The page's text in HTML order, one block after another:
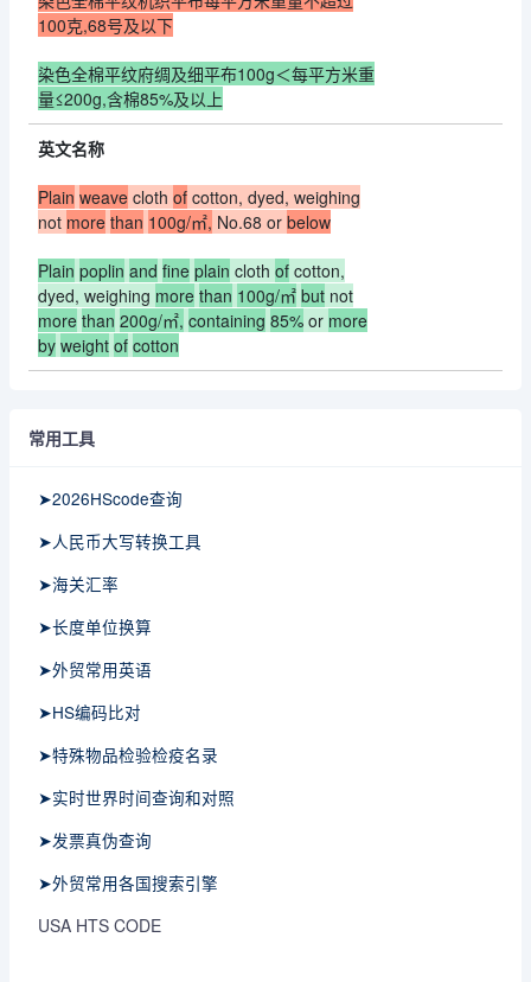
100克,68号及以下
染色全棉平纹府绸及细平布100g＜每平方米重
量≤200g,含棉85%及以上
英文名称
Plain weave cloth of cotton, dyed, weighing
not more than 100g/㎡, No.68 or below
Plain poplin and fine plain cloth of cotton,
dyed, weighing more than 100g/㎡ but not
more than 200g/㎡, containing 85% or more
by weight of cotton
常用工具
➤2026HScode查询
➤人民币大写转换工具
➤海关汇率
➤长度单位换算
➤外贸常用英语
➤HS编码比对
➤特殊物品检验检疫名录
➤实时世界时间查询和对照
➤发票真伪查询
➤外贸常用各国搜索引擎
USA HTS CODE